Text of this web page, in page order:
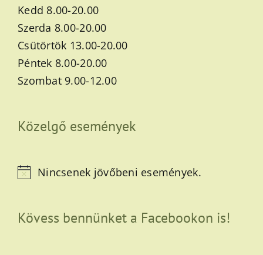
Kedd 8.00-20.00
Szerda 8.00-20.00
Csütörtök 13.00-20.00
Péntek 8.00-20.00
Szombat 9.00-12.00
Közelgő események
Notice
Nincsenek jövőbeni események.
Kövess bennünket a Facebookon is!